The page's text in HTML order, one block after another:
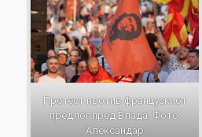
Протест против францускиот
предлог пред Влада. Фото:
Александар